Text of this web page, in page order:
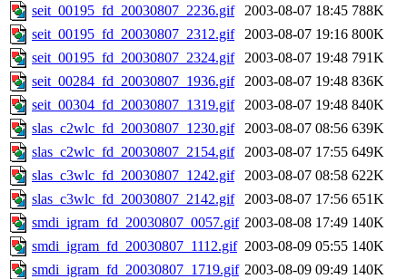
seit_00195_fd_20030807_2236.gif
2003-08-07 18:45 788K
seit_00195_fd_20030807_2312.gif
2003-08-07 19:16 800K
seit_00195_fd_20030807_2324.gif
2003-08-07 19:48 791K
seit_00284_fd_20030807_1936.gif
2003-08-07 19:48 836K
seit_00304_fd_20030807_1319.gif
2003-08-07 19:48 840K
slas_c2wlc_fd_20030807_1230.gif
2003-08-07 08:56 639K
slas_c2wlc_fd_20030807_2154.gif
2003-08-07 17:55 649K
slas_c3wlc_fd_20030807_1242.gif
2003-08-07 08:58 622K
slas_c3wlc_fd_20030807_2142.gif
2003-08-07 17:56 651K
smdi_igram_fd_20030807_0057.gif 2003-08-08 17:49 140K
smdi_igram_fd_20030807_1112.gif 2003-08-09 05:55 140K
smdi_igram_fd_20030807_1719.gif 2003-08-09 09:49 140K